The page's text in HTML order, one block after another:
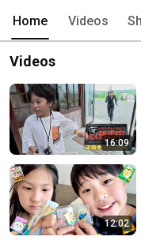
Home Videos
Videos
16:09
12:02